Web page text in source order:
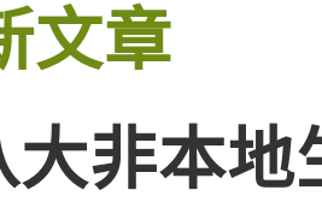
文章
大非本地